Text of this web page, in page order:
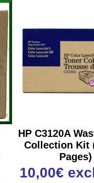
HP C3120A
Collection Kit
Pages)
10,00€